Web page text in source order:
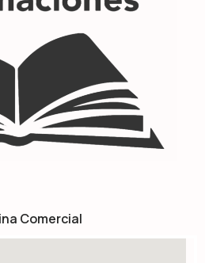
Comercial